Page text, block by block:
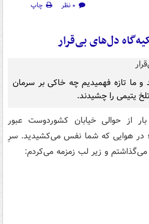
۰ نظر
چاپ
دل‌های بی‌قرار
و ما تازه فهمیدیم چه خاکی بر سرمان
یتیمی را چشیدند.
از حوالی خیابان کشوردوست عبور
در هوایی که شما نفس می‌کشیدید. سرِ
و زیر لب زمزمه می‌کردم: